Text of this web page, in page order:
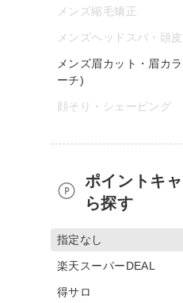
メンズ縮毛矯正
メンズヘッドスパ・頭
メンズ眉カット・眉カ
ーチ)
顔そり・シェービング
ポイントキ
ら探す
指定なし
楽天スーパーDEAL
得サロ